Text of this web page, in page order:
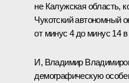
не Калужская область,
Чукотский автономный
от минус 4 до минус 14 в
И, Владимир
демографическую